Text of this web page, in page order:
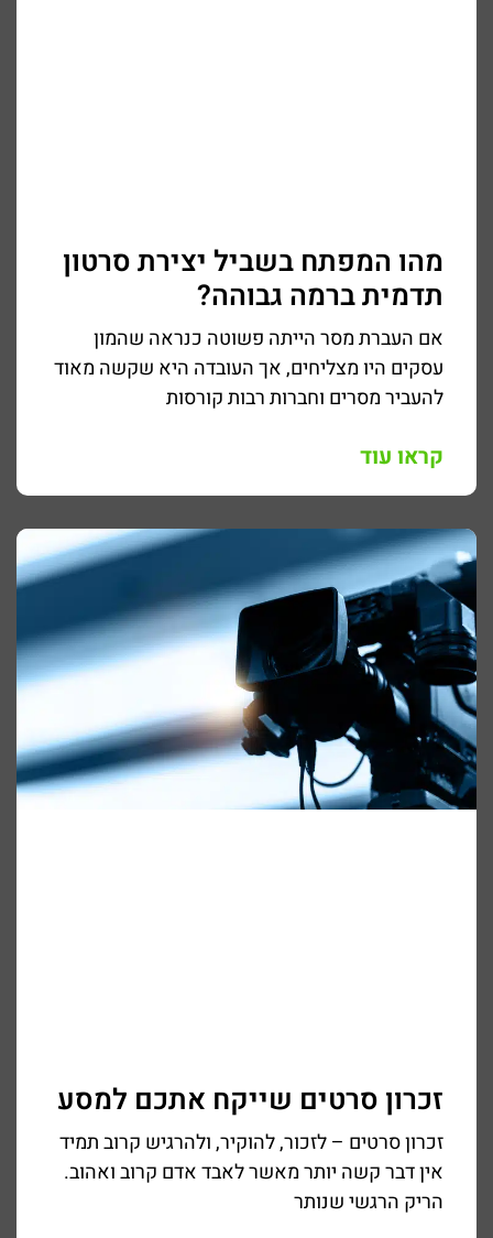
מהו המפתח בשביל יצירת סרטון
תדמית ברמה גבוהה?
אם העברת מסר הייתה פשוטה כנראה שהמון
עסקים היו מצליחים, אך העובדה היא שקשה מאוד
להעביר מסרים וחברות רבות קורסות
קראו עוד
זכרון סרטים שייקח אתכם למסע
זכרון סרטים – לזכור, להוקיר, ולהרגיש קרוב תמיד
אין דבר קשה יותר מאשר לאבד אדם קרוב ואהוב.
הריק הרגשי שנותר